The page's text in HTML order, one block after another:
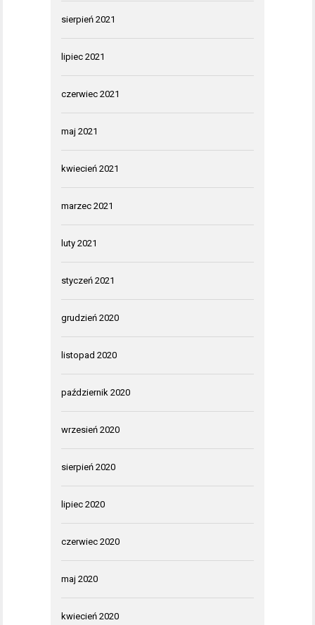
sierpień 2021
lipiec 2021
czerwiec 2021
maj 2021
kwiecień 2021
marzec 2021
luty 2021
styczeń 2021
grudzień 2020
listopad 2020
październik 2020
wrzesień 2020
sierpień 2020
lipiec 2020
czerwiec 2020
maj 2020
kwiecień 2020